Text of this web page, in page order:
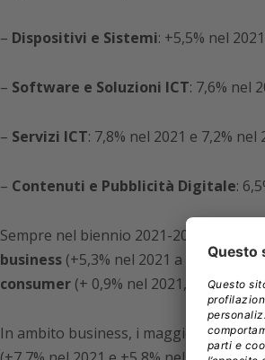
– Dispositivi e Sistemi: +5,5% nel
– Software e Soluzioni ICT: 7,6% nel
– Servizi ICT: 7,8% nel 2021 e 7,2% nel
– Contenuti e Pubblicità Digitale:
Sempre nel biennio 2021-2022, si
business(+5,3% nel 2021 a circa 43,2
consumer(+ 0,9% nel 2021, a circa
In ambito business, i maggior